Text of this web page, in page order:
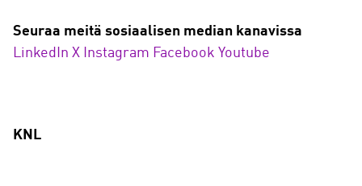
Seuraa meitä sosiaalisen median kanavissa
LinkedIn X Instagram Facebook Youtube
KNL